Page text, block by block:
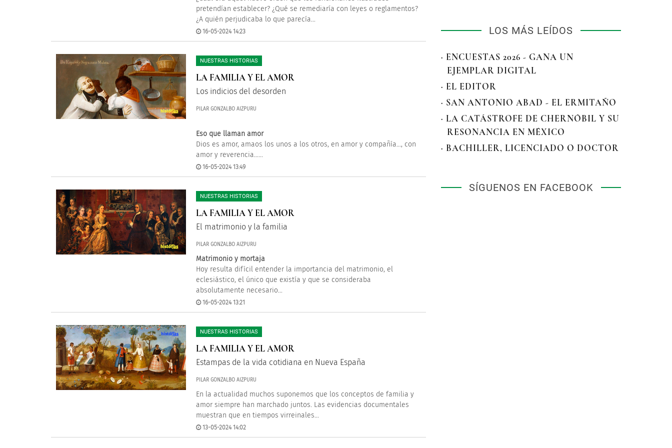
pretendían establecer? ¿Qué se remediaría con leyes o reglamentos?
¿A quién perjudicaba lo que parecía...
16-05-2024 14:23
NUESTRAS HISTORIAS
LA FAMILIA Y EL AMOR
Los indicios del desorden
PILAR GONZALBO AIZPURU
Eso que llaman amor
Dios es amor, amaos los unos a los otros, en amor y compañía…, con
amor y reverencia…...
16-05-2024 13:49
NUESTRAS HISTORIAS
LA FAMILIA Y EL AMOR
El matrimonio y la familia
PILAR GONZALBO AIZPURU
Matrimonio y mortaja
Hoy resulta difícil entender la importancia del matrimonio, el
eclesiástico, el único que existía y que se consideraba
absolutamente necesario...
16-05-2024 13:21
NUESTRAS HISTORIAS
LA FAMILIA Y EL AMOR
Estampas de la vida cotidiana en Nueva España
PILAR GONZALBO AIZPURU
En la actualidad muchos suponemos que los conceptos de familia y
amor siempre han marchado juntos. Las evidencias documentales
muestran que en tiempos virreinales...
13-05-2024 14:02
LOS MÁS LEÍDOS
· ENCUESTAS 2026 - GANA UN
EJEMPLAR DIGITAL
· EL EDITOR
· SAN ANTONIO ABAD - EL ERMITAÑO
· LA CATÁSTROFE DE CHERNÓBIL Y SU
RESONANCIA EN MÉXICO
· BACHILLER, LICENCIADO O DOCTOR
SÍGUENOS EN FACEBOOK